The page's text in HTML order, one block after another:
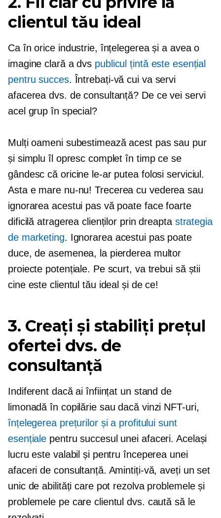
clientul tău ideal
Ca în orice industrie, înțelegerea și a avea o
imagine clară a dvs publicul țintă este esențial
pentru succes. Întrebați-vă cui va servi
afacerea dvs. de consultanță? De ce vei servi
acel grup în special?
Mulți oameni subestimează acest pas sau pur
și simplu îl opresc complet în timp ce se
gândesc că oricine le-ar putea folosi serviciul.
Asta e mare nu-nu! Trecerea cu vederea sau
ignorarea acestui pas vă poate face foarte
dificilă atragerea clienților prin dreapta strategia
de marketing. Ignorarea acestui pas poate
duce, de asemenea, la pierderea multor
proiecte potențiale. Pe scurt, va trebui să știi
cine este clientul tău ideal și de ce!
3. Creați și stabiliți prețul
ofertei dvs. de
consultanță
Indiferent dacă ai înființat un stand de
limonadă în copilărie sau dacă vinzi NFT-uri,
înțelegerea prețurilor și a profitului sunt
esențiale pentru succesul unei afaceri. Același
lucru este valabil și pentru începerea unei
afaceri de consultanță. Amintiți-vă, aveți un set
unic de abilități care pot rezolva problemele și
problemele pe care clientul dvs. caută să le